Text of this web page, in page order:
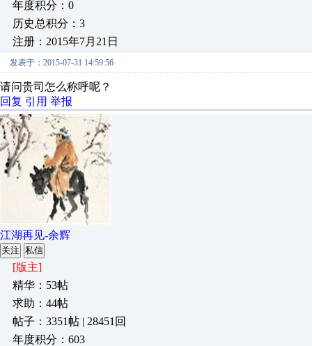
年度积分：0
历史总积分：3
注册：2015年7月21日
发表于：2015-07-31 14:59:56
请问贵司怎么称呼呢？
回复 引用 举报
江湖再见-余辉
关注 私信
[版主]
精华：53帖
求助：44帖
帖子：3351帖 | 28451回
年度积分：603